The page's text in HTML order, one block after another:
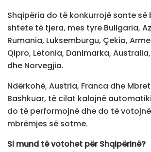
Shqipëria do të konkurrojë sonte së
shtete të tjera, mes tyre Bullgaria,
Rumania, Luksemburgu, Çekia,
Qipro, Letonia, Danimarka,
dhe Norvegjia.
Ndërkohë, Austria, Franca dhe
Bashkuar, të cilat kalojnë
do të performojnë dhe do të
mbrëmjes së sotme.
Si mund të votohet për Shqipërinë?